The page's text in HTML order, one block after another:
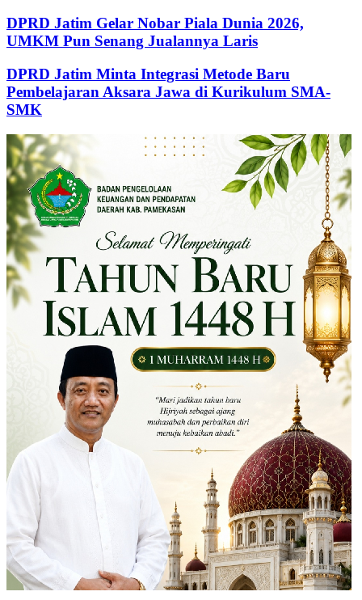
DPRD Jatim Gelar Nobar Piala Dunia 2026,
UMKM Pun Senang Jualannya Laris
DPRD Jatim Minta Integrasi Metode Baru
Pembelajaran Aksara Jawa di Kurikulum SMA-
SMK